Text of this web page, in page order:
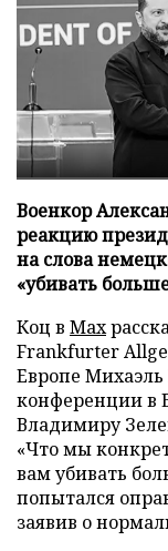
Военкор
реакцию
на слова
«убивать
Коц в Мах
Frankfurter
Европе Михаэль
конференции в
Владимиру
«Что мы
вам убивать
попытался
заявив о